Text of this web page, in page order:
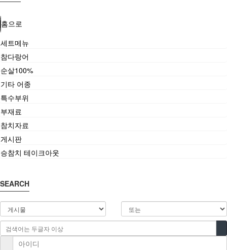
홈으로
세트메뉴
참다랑어
순살100%
기타 어종
특수부위
부재료
참치자료
게시판
승참치 테이크아웃
SEARCH